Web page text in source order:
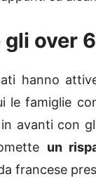
gli over
hanno
le famiglie
avanti con
un
francese